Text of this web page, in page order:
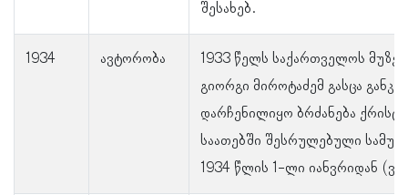
შესახებ.
1934 ავტორობა
1933 წელს საქართველოს
გიორგი მიროტაძემ გასცა
დარჩენილიყო ბრძანება
საათებში შესრულებული
1934 წლის 1-ლი იანვრიდან